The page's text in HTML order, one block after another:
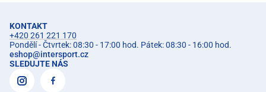
KONTAKT
+420 261 221 170
Pondělí - Čtvrtek: 08:30 - 17:00 hod. Pátek: 08:30 - 16:00 hod.
eshop@intersport.cz
SLEDUJTE NÁS